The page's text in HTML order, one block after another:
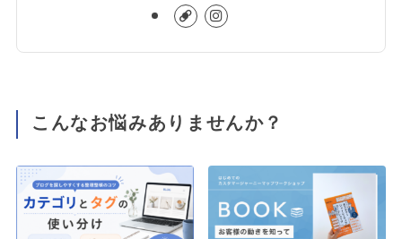
こんなお悩みありませんか？